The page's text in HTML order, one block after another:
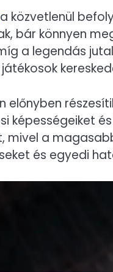
a közvetlenül
bár könnyen
a legendás
előnyben
képességeiket
mivel a
és egyedi